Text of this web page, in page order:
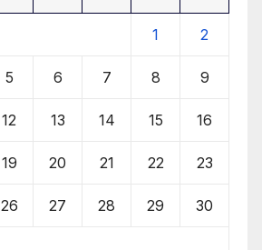
1 2
5 6 7 8 9
12 13 14 15 16
19 20 21 22 23
26 27 28 29 30